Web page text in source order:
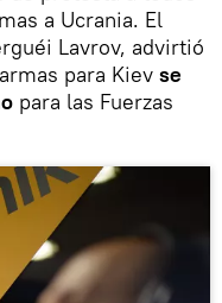
a Ucrania. El
Lavrov, advirtió
para Kiev se
para las Fuerzas